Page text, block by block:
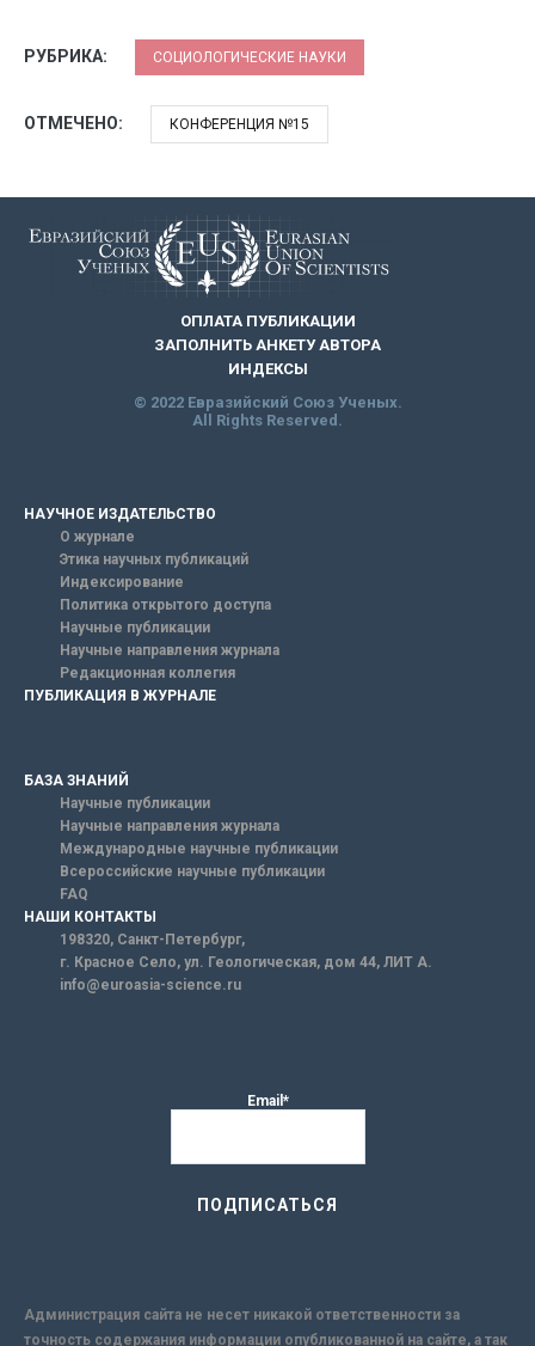
РУБРИКА: СОЦИОЛОГИЧЕСКИЕ НАУКИ
ОТМЕЧЕНО: КОНФЕРЕНЦИЯ №15
ОПЛАТА ПУБЛИКАЦИИ
ЗАПОЛНИТЬ АНКЕТУ АВТОРА
ИНДЕКСЫ
© 2022 Евразийский Союз Ученых.
All Rights Reserved.
НАУЧНОЕ ИЗДАТЕЛЬСТВО
О журнале
Этика научных публикаций
Индексирование
Политика открытого доступа
Научные публикации
Научные направления журнала
Редакционная коллегия
ПУБЛИКАЦИЯ В ЖУРНАЛЕ
БАЗА ЗНАНИЙ
Научные публикации
Научные направления журнала
Международные научные публикации
Всероссийские научные публикации
FAQ
НАШИ КОНТАКТЫ
198320, Санкт-Петербург,
г. Красное Село, ул. Геологическая, дом 44, ЛИТ А.
info@euroasia-science.ru
Email*
Администрация сайта не несет никакой ответственности за
точность содержания информации опубликованной на сайте, а так